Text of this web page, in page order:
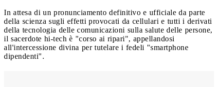
In attesa di un pronunciamento definitivo e ufficiale da parte
della scienza sugli effetti provocati da cellulari e tutti i derivati
della tecnologia delle comunicazioni sulla salute delle persone,
il sacerdote hi-tech è "corso ai ripari", appellandosi
all'intercessione divina per tutelare i fedeli "smartphone
dipendenti".